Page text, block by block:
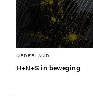
NEDERLAND
H+N+S in beweging